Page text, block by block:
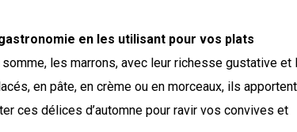
en les utilisant pour vos plats
somme, les marrons, avec leur richesse gustative et
en pâte, en crème ou en morceaux, ils apportent
ces délices d’automne pour ravir vos convives et